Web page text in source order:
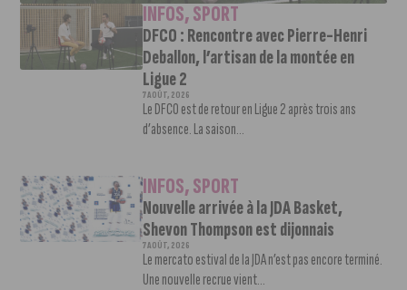
INFOS,SPORT
DFCO : Rencontre avec Pierre-Henri
Deballon, l’artisan de la montée en
Ligue 2
7 AOÛT, 2026
Le DFCO est de retour en Ligue 2 après trois ans
d’absence. La saison...
INFOS,SPORT
Nouvelle arrivée à la JDA Basket,
Shevon Thompson est dijonnais
7 AOÛT, 2026
Le mercato estival de la JDA n’est pas encore terminé.
Une nouvelle recrue vient...